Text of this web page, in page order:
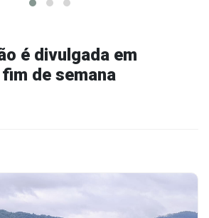
é divulgada em
de semana